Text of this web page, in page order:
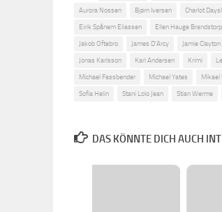
Aurora Nossen Bjørn Iversen Charlot
Eirik Spånem Eliassen Ellen Hauge Brandstorp
Jakob Oftebro James D'Arcy Jamie Clayton
Jonas Karlsson Karl Andersen Krimi
Michael Fassbender Michael Yates Mikael
Sofia Helin Stani Lolo Jean Stian Werme
DAS KÖNNTE DICH AUCH